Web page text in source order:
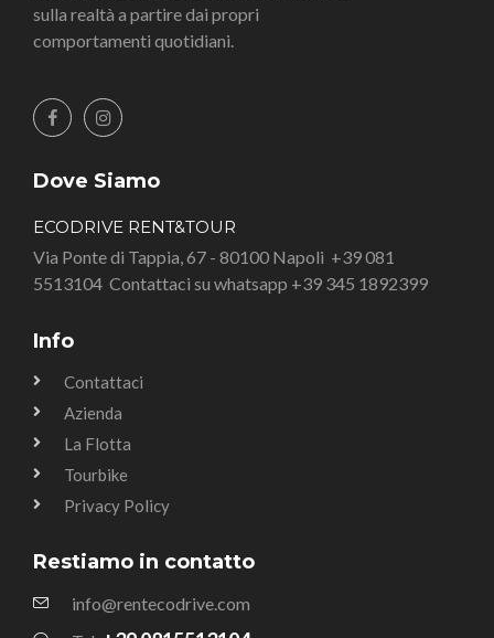
sulla realtà a partire dai propri
comportamenti quotidiani.
Dove Siamo
ECODRIVE RENT&TOUR
Via Ponte di Tappia, 67 - 80100 Napoli +39 081
5513104 Contattaci su whatsapp +39 345 1892399
Info
Contattaci
Azienda
La Flotta
Tourbike
Privacy Policy
Restiamo in contatto
info@rentecodrive.com